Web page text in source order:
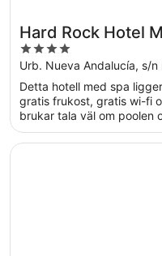
Hard Rock Hotel
4
out
of
5
Urb. Nueva Andalucía, s/n
Detta hotell med spa
gratis frukost, gratis wi-fi
brukar tala väl om poolen
Öppnas i ett nytt fönster
Don Carlos Marbella